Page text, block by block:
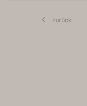
zurück
Kontakt